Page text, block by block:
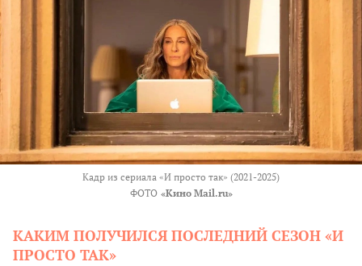
Кадр из сериала «И просто так» (2021-2025)
ФОТО «Кино Mail.ru»
КАКИМ ПОЛУЧИЛСЯ ПОСЛЕДНИЙ СЕЗОН «И
ПРОСТО ТАК»